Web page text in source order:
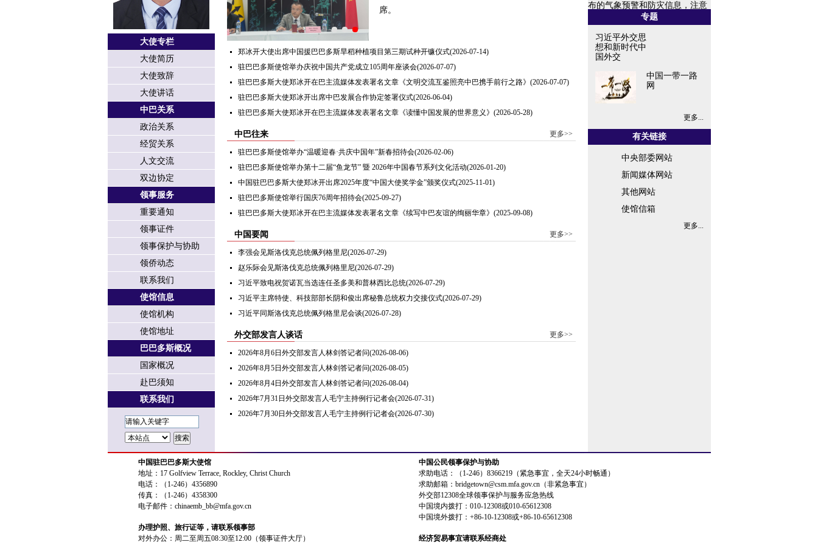
大使专栏
大使简历
大使致辞
大使讲话
中巴关系
政治关系
经贸关系
人文交流
双边协定
领事服务
重要通知
领事证件
领事保护与协助
领侨动态
联系我们
使馆信息
使馆机构
使馆地址
巴巴多斯概况
国家概况
赴巴须知
联系我们
席。
郑冰开大使出席中国援巴巴多斯旱稻种植项目第三期试种开镰仪式(2026-07-14)
驻巴巴多斯使馆举办庆祝中国共产党成立105周年座谈会(2026-07-07)
驻巴巴多斯大使郑冰开在巴主流媒体发表署名文章《文明交流互鉴照亮中巴携手前行之路》 (2026-07-07)
驻巴巴多斯大使郑冰开出席中巴发展合作协定签署仪式(2026-06-04)
驻巴巴多斯大使郑冰开在巴主流媒体发表署名文章《读懂中国发展的世界意义》 (2026-05-28)
中巴往来 更多>>
驻巴巴多斯使馆举办“温暖迎春·共庆中国年”新春招待会(2026-02-06)
驻巴巴多斯使馆举办第十二届“鱼龙节” 暨 2026年中国春节系列文化活动(2026-01-20)
中国驻巴巴多斯大使郑冰开出席2025年度“中国大使奖学金”颁奖仪式(2025-11-01)
驻巴巴多斯使馆举行国庆76周年招待会(2025-09-27)
驻巴巴多斯大使郑冰开在巴主流媒体发表署名文章《续写中巴友谊的绚丽华章》 (2025-09-08)
中国要闻 更多>>
李强会见斯洛伐克总统佩列格里尼(2026-07-29)
赵乐际会见斯洛伐克总统佩列格里尼(2026-07-29)
习近平致电祝贺诺瓦当选连任圣多美和普林西比总统(2026-07-29)
习近平主席特使、科技部部长阴和俊出席秘鲁总统权力交接仪式(2026-07-29)
习近平同斯洛伐克总统佩列格里尼会谈(2026-07-28)
外交部发言人谈话 更多>>
2026年8月6日外交部发言人林剑答记者问(2026-08-06)
2026年8月5日外交部发言人林剑答记者问(2026-08-05)
2026年8月4日外交部发言人林剑答记者问(2026-08-04)
2026年7月31日外交部发言人毛宁主持例行记者会(2026-07-31)
2026年7月30日外交部发言人毛宁主持例行记者会(2026-07-30)
防范恶劣天气，做好应急避险，
专题
习近平外交思
想和新时代中
国外交
中国一带一路
网
更多...
有关链接
中央部委网站
新闻媒体网站
其他网站
使馆信箱
更多...
中国驻巴巴多斯大使馆
地址：17 Golfview Terrace, Rockley, Christ Church
电话：（1-246）4356890
传真：（1-246）4358300
电子邮件：chinaemb_bb@mfa.gov.cn
办理护照、旅行证等，请联系领事部
对外办公：周二至周五08:30至12:00（领事证件大厅）
中国公民领事保护与协助
求助电话：（1-246）8366219（紧急事宜，全天24小时畅通）
求助邮箱：bridgetown@csm.mfa.gov.cn（非紧急事宜）
外交部12308全球领事保护与服务应急热线
中国境内拨打：010-12308或010-65612308
中国境外拨打：+86-10-12308或+86-10-65612308
经济贸易事宜请联系经商处